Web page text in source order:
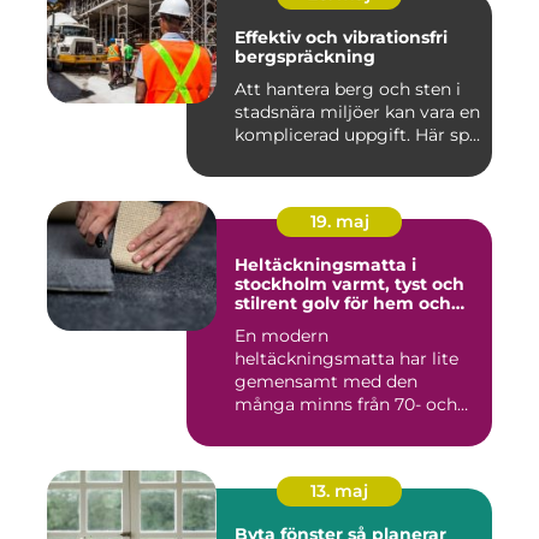
Effektiv och vibrationsfri
bergspräckning
Att hantera berg och sten i
stadsnära miljöer kan vara en
komplicerad uppgift. Här sp...
19. maj
Heltäckningsmatta i
stockholm varmt, tyst och
stilrent golv för hem och
En modern
heltäckningsmatta har lite
gemensamt med den
många minns från 70- och
13. maj
Byta fönster så planerar